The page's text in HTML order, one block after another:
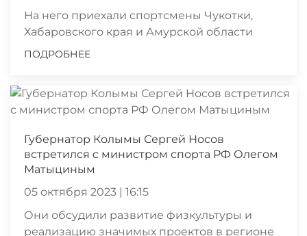
На него приехали спортсмены Чукотки,
Хабаровского края и Амурской области
ПОДРОБНЕЕ
Губернатор Колымы Сергей Носов
встретился с министром спорта РФ Олегом
Матыциным
05 октября 2023 | 16:15
Они обсудили развитие физкультуры и
реализацию значимых проектов в регионе